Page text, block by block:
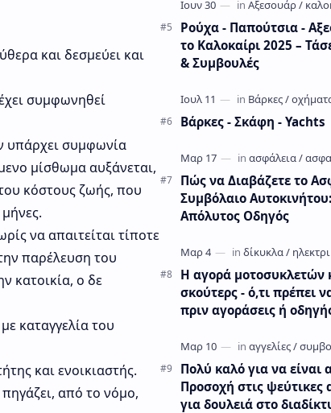
και δεσμεύει και
συμφωνηθεί
υπάρχει συμφωνία
μίσθωμα αυξάνεται,
κόστους ζωής, που
να απαιτείται τίποτε
παρέλευση του
κατοικία, ο δε
καταγγελία του
και ενοικιαστής.
από το νόμο,
Ρούχα - Παπούτσια -
το Καλοκαίρι 2025 –
& Συμβουλές
Βάρκες - Σκάφη - Yachts
Πώς να Διαβάζετε το
Συμβόλαιο
Απόλυτος Οδηγός
Η αγορά μοτοσυκλετών
σκούτερς - ό,τι πρέπει
πριν αγοράσεις ή
Πολύ καλό για να είναι
Προσοχή στις ψεύτικες
για δουλειά στο